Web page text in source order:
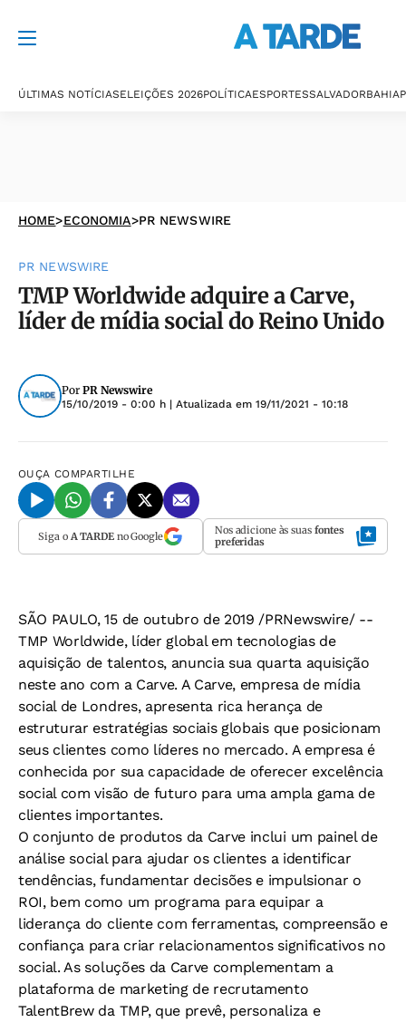
ÚLTIMAS NOTÍCIASELEIÇÕES 2026POLÍTICAESPORTESSALVADORBAHIA
HOME>ECONOMIA>PR NEWSWIRE
PR NEWSWIRE
TMP Worldwide adquire a Carve,
líder de mídia social do Reino Unido
Por PR Newswire
15/10/2019 - 0:00 h | Atualizada em 19/11/2021 - 10:18
OUÇA COMPARTILHE
Siga o A TARDEno Google Nos adicione às suas fontes
preferidas
SÃO PAULO, 15 de outubro de 2019 /PRNewswire/ --
TMP Worldwide, líder global em tecnologias de
aquisição de talentos, anuncia sua quarta aquisição
neste ano com a Carve. A Carve, empresa de mídia
social de Londres, apresenta rica herança de
estruturar estratégias sociais globais que posicionam
seus clientes como líderes no mercado. A empresa é
conhecida por sua capacidade de oferecer excelência
social com visão de futuro para uma ampla gama de
clientes importantes.
O conjunto de produtos da Carve inclui um painel de
análise social para ajudar os clientes a identificar
tendências, fundamentar decisões e impulsionar o
ROI, bem como um programa para equipar a
liderança do cliente com ferramentas, compreensão e
confiança para criar relacionamentos significativos no
social. As soluções da Carve complementam a
plataforma de marketing de recrutamento
TalentBrew da TMP, que prevê, personaliza e